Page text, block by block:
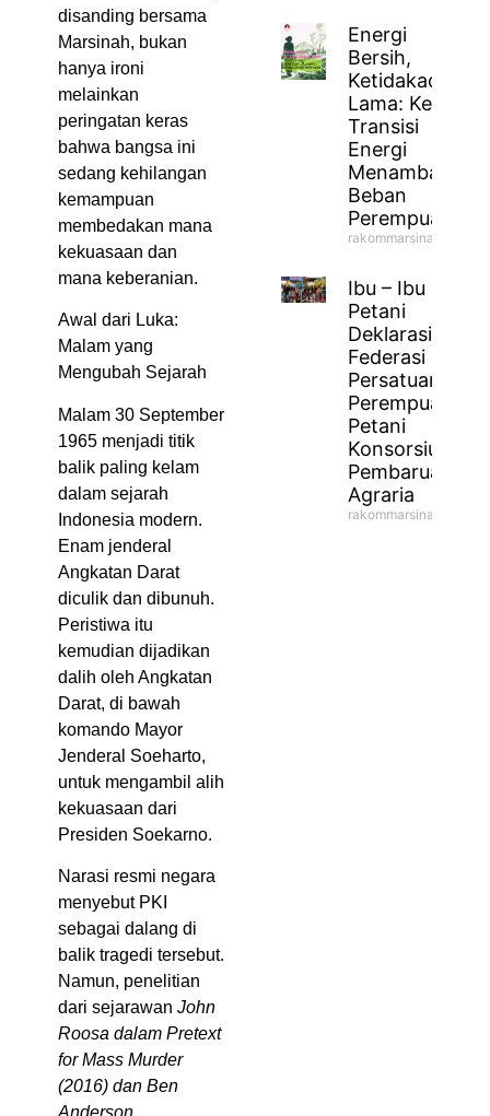
disanding bersama
Marsinah, bukan
hanya ironi
melainkan
peringatan keras
bahwa bangsa ini
sedang kehilangan
kemampuan
membedakan mana
kekuasaan dan
mana keberanian.
Awal dari Luka:
Malam yang
Mengubah Sejarah
Malam 30 September
1965 menjadi titik
balik paling kelam
dalam sejarah
Indonesia modern.
Enam jenderal
Angkatan Darat
diculik dan dibunuh.
Peristiwa itu
kemudian dijadikan
dalih oleh Angkatan
Darat, di bawah
komando Mayor
Jenderal Soeharto,
untuk mengambil alih
kekuasaan dari
Presiden Soekarno.
Narasi resmi negara
menyebut PKI
sebagai dalang di
balik tragedi tersebut.
Namun, penelitian
dari sejarawan John
Roosa dalam Pretext
for Mass Murder
(2016) dan Ben
Anderson
Energi
Bersih,
Ketidakadilan
Lama: Ketika
Transisi
Energi
Menambah
Beban
Perempuan
rakommarsinahfm
Ibu – Ibu
Petani
Deklarasikan
Federasi
Persatuan
Perempuan
Petani
Konsorsium
Pembaruan
Agraria
rakommarsinahfm